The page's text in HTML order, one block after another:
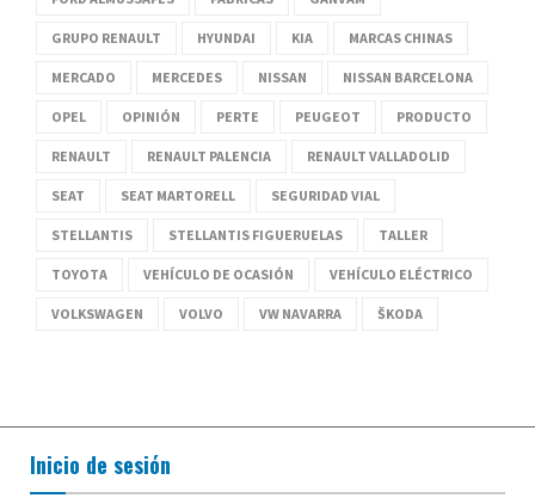
GRUPO RENAULT HYUNDAI KIA MARCAS CHINAS
MERCADO MERCEDES NISSAN NISSAN BARCELONA
OPEL OPINIÓN PERTE PEUGEOT PRODUCTO
RENAULT RENAULT PALENCIA RENAULT VALLADOLID
SEAT SEAT MARTORELL SEGURIDAD VIAL
STELLANTIS STELLANTIS FIGUERUELAS TALLER
TOYOTA VEHÍCULO DE OCASIÓN VEHÍCULO ELÉCTRICO
VOLKSWAGEN VOLVO VW NAVARRA ŠKODA
Inicio de sesión